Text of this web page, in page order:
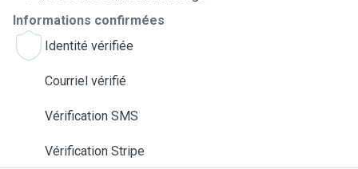
Informations confirmées
Identité vérifiée
Courriel vérifié
Vérification SMS
Vérification Stripe